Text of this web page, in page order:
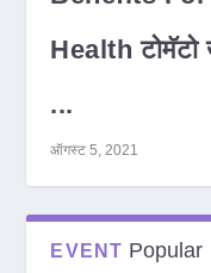
Health टोमॅटो
...
ऑगस्ट 5, 2021
EVENT Popular